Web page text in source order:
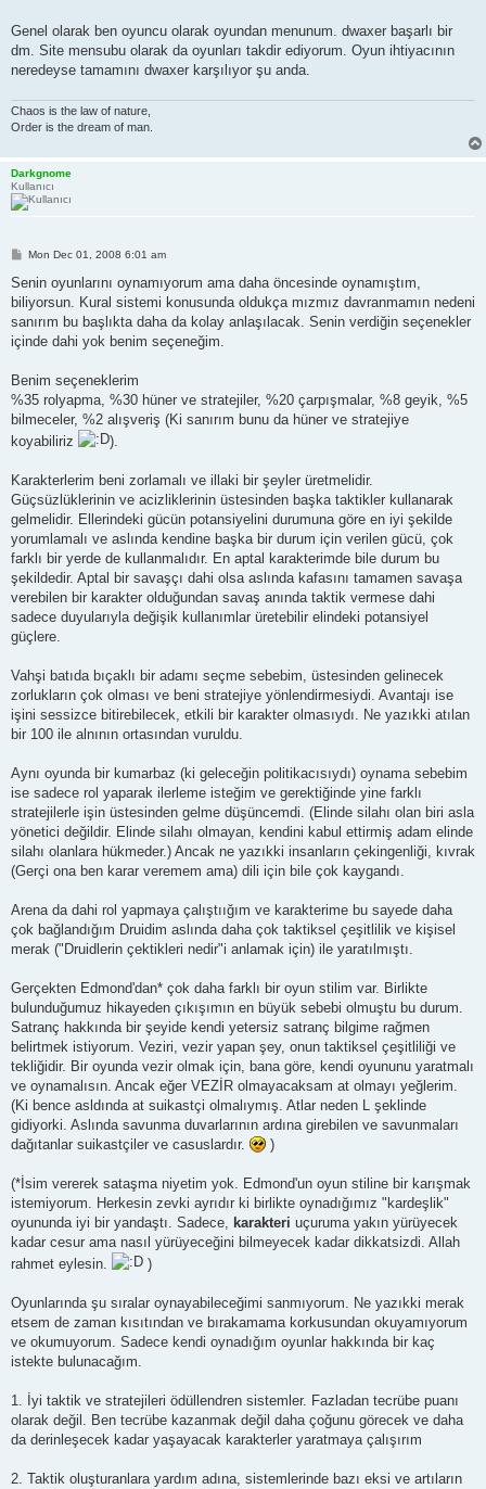
Genel olarak ben oyuncu olarak oyundan menunum. dwaxer başarlı bir
dm. Site mensubu olarak da oyunları takdir ediyorum. Oyun ihtiyacının
neredeyse tamamını dwaxer karşılıyor şu anda.
Chaos is the law of nature,
Order is the dream of man.
Darkgnome
Kullanıcı
P
s
Mon Dec 01, 2008 6:01 am
Senin oyunlarını oynamıyorum ama daha öncesinde oynamıştım,
biliyorsun. Kural sistemi konusunda oldukça mızmız davranmamın nedeni
sanırım bu başlıkta daha da kolay anlaşılacak. Senin verdiğin seçenekler
içinde dahi yok benim seçeneğim.
Benim seçeneklerim
%35 rolyapma, %30 hüner ve stratejiler, %20 çarpışmalar, %8 geyik, %5
bilmeceler, %2 alışveriş (Ki sanırım bunu da hüner ve stratejiye
koyabiliriz
).
Karakterlerim beni zorlamalı ve illaki bir şeyler üretmelidir.
Güçsüzlüklerinin ve acizliklerinin üstesinden başka taktikler kullanarak
gelmelidir. Ellerindeki gücün potansiyelini durumuna göre en iyi şekilde
yorumlamalı ve aslında kendine başka bir durum için verilen gücü, çok
farklı bir yerde de kullanmalıdır. En aptal karakterimde bile durum bu
şekildedir. Aptal bir savaşçı dahi olsa aslında kafasını tamamen savaşa
verebilen bir karakter olduğundan savaş anında taktik vermese dahi
sadece duyularıyla değişik kullanımlar üretebilir elindeki potansiyel
güçlere.
Vahşi batıda bıçaklı bir adamı seçme sebebim, üstesinden gelinecek
zorlukların çok olması ve beni stratejiye yönlendirmesiydi. Avantajı ise
işini sessizce bitirebilecek, etkili bir karakter olmasıydı. Ne yazıkki atılan
bir 100 ile alnının ortasından vuruldu.
Aynı oyunda bir kumarbaz (ki geleceğin politikacısıydı) oynama sebebim
ise sadece rol yaparak ilerleme isteğim ve gerektiğinde yine farklı
stratejilerle işin üstesinden gelme düşüncemdi. (Elinde silahı olan biri asla
yönetici değildir. Elinde silahı olmayan, kendini kabul ettirmiş adam elinde
silahı olanlara hükmeder.) Ancak ne yazıkki insanların çekingenliği, kıvrak
(Gerçi ona ben karar veremem ama) dili için bile çok kaygandı.
Arena da dahi rol yapmaya çalıştıığım ve karakterime bu sayede daha
çok bağlandığım Druidim aslında daha çok taktiksel çeşitlilik ve kişisel
merak ("Druidlerin çektikleri nedir"i anlamak için) ile yaratılmıştı.
Gerçekten Edmond'dan* çok daha farklı bir oyun stilim var. Birlikte
bulunduğumuz hikayeden çıkışımın en büyük sebebi olmuştu bu durum.
Satranç hakkında bir şeyide kendi yetersiz satranç bilgime rağmen
belirtmek istiyorum. Veziri, vezir yapan şey, onun taktiksel çeşitliliği ve
tekliğidir. Bir oyunda vezir olmak için, bana göre, kendi oyununu yaratmalı
ve oynamalısın. Ancak eğer VEZİR olmayacaksam at olmayı yeğlerim.
(Ki bence asldında at suikastçi olmalıymış. Atlar neden L şeklinde
gidiyorki. Aslında savunma duvarlarının ardına girebilen ve savunmaları
dağıtanlar suikastçiler ve casuslardır.
)
(*İsim vererek sataşma niyetim yok. Edmond'un oyun stiline bir karışmak
istemiyorum. Herkesin zevki ayrıdır ki birlikte oynadığımız "kardeşlik"
oyununda iyi bir yandaştı. Sadece, karakteri uçuruma yakın yürüyecek
kadar cesur ama nasıl yürüyeceğini bilmeyecek kadar dikkatsizdi. Allah
rahmet eylesin.
)
Oyunlarında şu sıralar oynayabileceğimi sanmıyorum. Ne yazıkki merak
etsem de zaman kısıtından ve bırakamama korkusundan okuyamıyorum
ve okumuyorum. Sadece kendi oynadığım oyunlar hakkında bir kaç
istekte bulunacağım.
1. İyi taktik ve stratejileri ödüllendren sistemler. Fazladan tecrübe puanı
olarak değil. Ben tecrübe kazanmak değil daha çoğunu görecek ve daha
da derinleşecek kadar yaşayacak karakterler yaratmaya çalışırım
2. Taktik oluşturanlara yardım adına, sistemlerinde bazı eksi ve artıların